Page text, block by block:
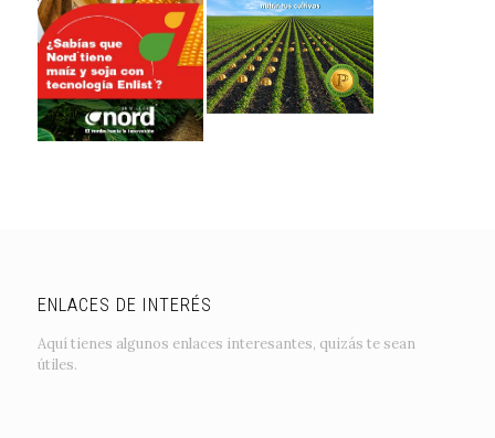
ENLACES DE INTERÉS
Aquí tienes algunos enlaces interesantes, quizás te sean
útiles.